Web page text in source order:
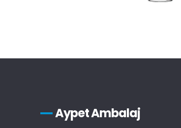
Aypet Ambalaj